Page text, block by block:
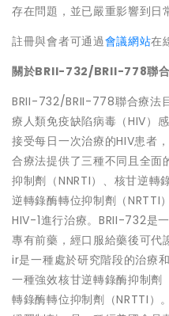
存在問題，並已嚴重影響到日
註冊與會者可通過會議網站在
關於BRII-732/BRII-778聯
BRII-732/BRII-778聯合療法
療人類免疫缺陷病毒（HIV）
接受每日一次治療的HIV患者
合療法提供了三種不同且全
抑制劑（NNRTI）、核甘逆轉
逆轉錄酶轉位抑制劑（NRTTI
HIV-1進行治療。BRII-732是
專有前藥，經口服給藥後可
ir是一種處於研究階段的治療
一種強效核甘逆轉錄酶抑制劑
轉錄酶轉位抑制劑（NRTTI）